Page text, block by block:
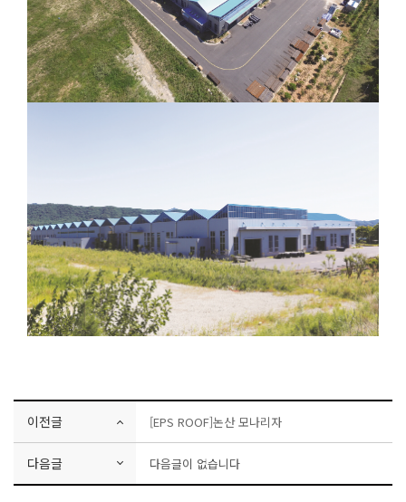
이전글 [EPS ROOF]논산 모나리자
다음글 다음글이 없습니다